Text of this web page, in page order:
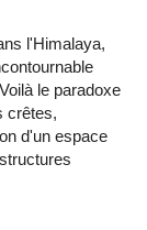
l'Himalaya,
le paradoxe
crêtes,
d'un espace